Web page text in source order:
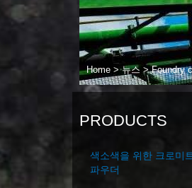
Home >뉴스 >Foundry
PRODUCTS
색소색을 위한 크로미
파우더